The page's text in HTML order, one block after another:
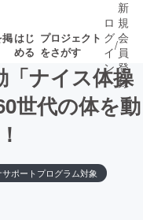
掲はじ
める
プロジェクト
をさがす
了が近いプ
クト
ロ
グ
イ
ン
/
新
規
会
員
登
録
「ナイス体操
世代の体を動
サポートプログラム対象